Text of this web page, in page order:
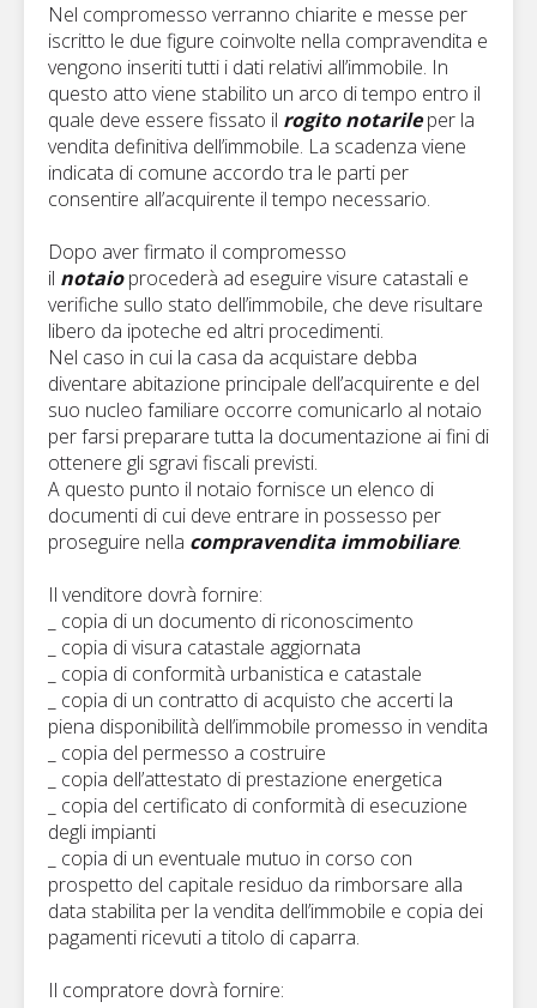
Nel compromesso verranno chiarite e messe per
iscritto le due figure coinvolte nella compravendita e
vengono inseriti tutti i dati relativi all’immobile. In
questo atto viene stabilito un arco di tempo entro il
quale deve essere fissato il rogito notarile per la
vendita definitiva dell’immobile. La scadenza viene
indicata di comune accordo tra le parti per
consentire all’acquirente il tempo necessario.
Dopo aver firmato il compromesso
il notaioprocederà ad eseguire visure catastali e
verifiche sullo stato dell’immobile, che deve risultare
libero da ipoteche ed altri procedimenti.
Nel caso in cui la casa da acquistare debba
diventare abitazione principale dell’acquirente e del
suo nucleo familiare occorre comunicarlo al notaio
per farsi preparare tutta la documentazione ai fini di
ottenere gli sgravi fiscali previsti.
A questo punto il notaio fornisce un elenco di
documenti di cui deve entrare in possesso per
proseguire nella compravendita immobiliare.
Il venditore dovrà fornire:
_ copia di un documento di riconoscimento
_ copia di visura catastale aggiornata
_ copia di conformità urbanistica e catastale
_ copia di un contratto di acquisto che accerti la
piena disponibilità dell’immobile promesso in vendita
_ copia del permesso a costruire
_ copia dell’attestato di prestazione energetica
_ copia del certificato di conformità di esecuzione
degli impianti
_ copia di un eventuale mutuo in corso con
prospetto del capitale residuo da rimborsare alla
data stabilita per la vendita dell’immobile e copia dei
pagamenti ricevuti a titolo di caparra.
Il compratore dovrà fornire: